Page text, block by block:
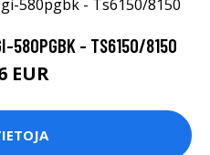
580PGBK - TS6150/8150
EUR